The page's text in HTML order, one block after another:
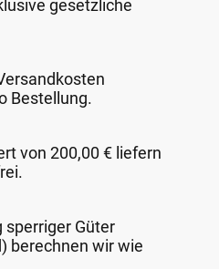
gesetzliche
Bestellung.
von 200,00 € liefern
sperriger Güter
berechnen wir wie